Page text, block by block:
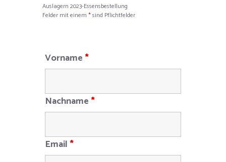
Auslagern 2023-Essensbestellung
Felder mit einem *sind Pflichtfelder
Vorname*
Nachname*
Email*